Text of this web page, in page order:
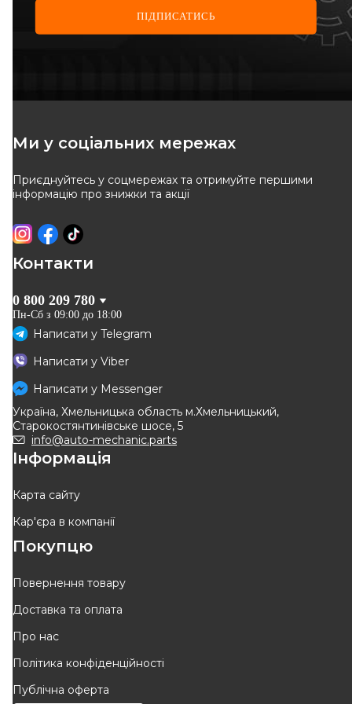
ВІДСУТНІЙ
вентильований RENAULT
ВІДСУТНІЙ
Оригінал
RENAULT
ГАЛЬМІВНИЙ ДИСК
Код: 50 10 260 604
ВІДСУТНІЙ
Очікуєм поставку
>10
DELPHI
Код: BG4979C
ПІДПИСАТИСЬ
Ми у соціальних мережах
Приєднуйтесь у соцмережах та отримуйте першими
інформацію про знижки та акції
Контакти
0 800 209 780
Пн-Сб з 09:00 до 18:00
Написати у Telegram
Написати у Viber
Написати у Messenger
Україна, Хмельницька область м.Хмельницький,
Старокостянтинівське шосе, 5
info@auto-mechanic.parts
Інформація
Карта сайту
Кар'єра в компанії
Покупцю
Повернення товару
Доставка та оплата
Про нас
Політика конфіденційності
Публічна оферта